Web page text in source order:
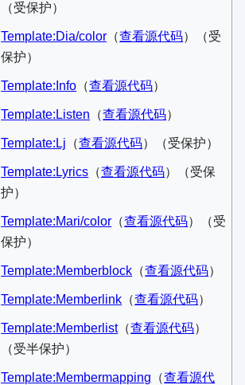
（受保护）
Template:Dia/color ​（查看源代码）​（受
保护）
Template:Info ​（查看源代码）​
Template:Listen ​（查看源代码）​
Template:Lj ​（查看源代码）​（受保护）
Template:Lyrics ​（查看源代码）​（受保
护）
Template:Mari/color ​（查看源代码）​（受
保护）
Template:Memberblock ​（查看源代码）​
Template:Memberlink ​（查看源代码）​
Template:Memberlist​（查看源代码）​
（受半保护）
Template:Membermapping ​（查看源代